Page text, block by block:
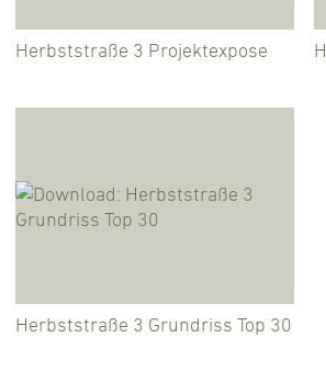
Herbststraße 3 Projektexpose
Herbststraße 3 Grundriss Top 30